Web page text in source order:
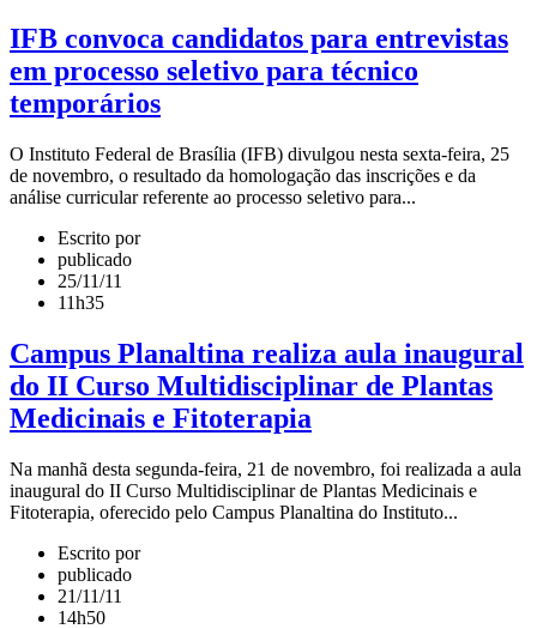
IFB convoca candidatos para entrevistas
em processo seletivo para técnico
temporários
O Instituto Federal de Brasília (IFB) divulgou nesta sexta-feira, 25
de novembro, o resultado da homologação das inscrições e da
análise curricular referente ao processo seletivo para...
Escrito por
publicado
25/11/11
11h35
Campus Planaltina realiza aula inaugural
do II Curso Multidisciplinar de Plantas
Medicinais e Fitoterapia
Na manhã desta segunda-feira, 21 de novembro, foi realizada a aula
inaugural do II Curso Multidisciplinar de Plantas Medicinais e
Fitoterapia, oferecido pelo Campus Planaltina do Instituto...
Escrito por
publicado
21/11/11
14h50